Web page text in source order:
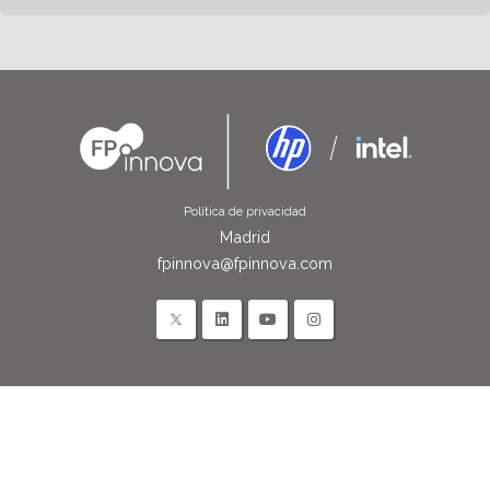
Política de privacidad
Madrid
fpinnova@fpinnova.com